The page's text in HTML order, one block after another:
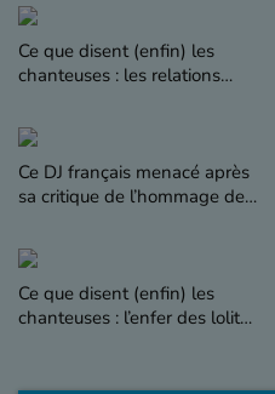
Ce que disent (enfin) les
chanteuses : les relations
Héléna
Ce DJ français menacé après
sa critique de l’hommage de J.
Ce que disent (enfin) les
chanteuses : l’enfer des lolitas